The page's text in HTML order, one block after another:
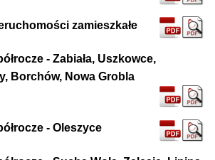
zamieszkałe
- Zabiała, Uszkowce,
Borchów, Nowa Grobla
- Oleszyce